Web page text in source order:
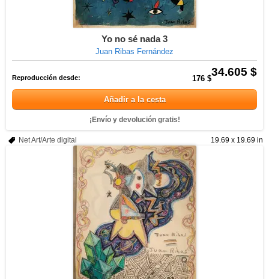
Yo no sé nada 3
Juan Ribas Fernández
34.605 $
Reproducción desde: 176 $
Añadir a la cesta
¡Envío y devolución gratis!
19.69 x 19.69 in
Net Art/Arte digital